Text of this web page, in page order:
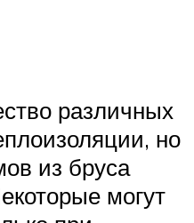
различных
но
из бруса
могут